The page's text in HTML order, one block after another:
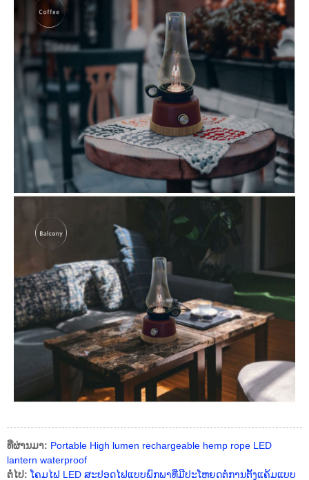
ທີ່ຜ່ານມາ: Portable High lumen rechargeable hemp rope LED
lantern waterproof
ຕໍ່ໄປ: ໂຄມໄຟ LED ສະປອດໄຟແບບພົກພາທີ່ມີປະໂຫຍດຕໍ່ການຕັ້ງແຄ້ມແບບ